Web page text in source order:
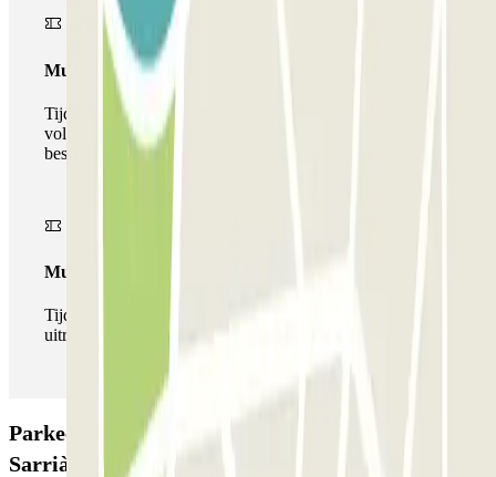
Multiparking pass
Tijdens uw verblijf kunt u gebruik maken van het
volledige netwerk van parkeergarages van deze operator,
beschikbaar bij Parclick.
Multipass
Tijdens je verblijf kun je de parkeerplaats zo vaak in- en
uitrijden als je wilt.
Parkeergarage SABA BAMSA Tarradellas -
Sarrià: Beoordelingen